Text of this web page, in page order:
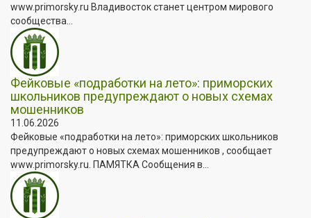
www.primorsky.ru Владивосток станет центром мирового
сообщества...
Фейковые «подработки на лето»: приморских
школьников предупреждают о новых схемах
мошенников
11.06.2026
Фейковые «подработки на лето»: приморских школьников
предупреждают о новых схемах мошенников , сообщает
www.primorsky.ru. ПАМЯТКА Сообщения в...